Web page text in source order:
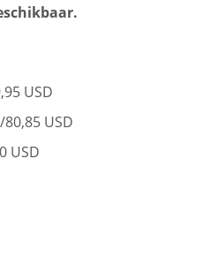
USD
USD
USD